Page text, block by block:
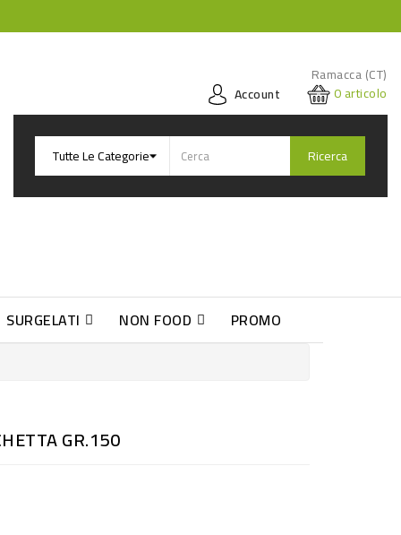
Ramacca (CT)
Account
0articolo
Ricerca
SURGELATI NON FOOD PROMO
GR.150